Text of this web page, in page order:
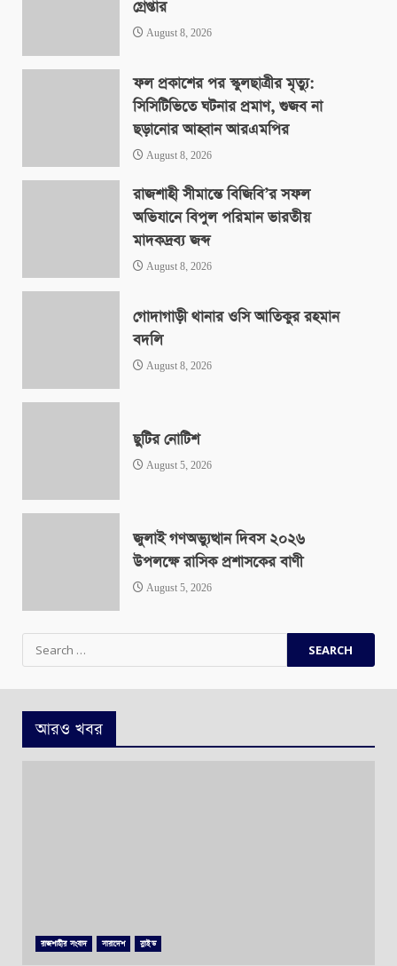
গ্রেপ্তার
August 8, 2026
ফল প্রকাশের পর স্কুলছাত্রীর মৃত্যু:
সিসিটিভিতে ঘটনার প্রমাণ, গুজব না
ছড়ানোর আহ্বান আরএমপির
August 8, 2026
রাজশাহী সীমান্তে বিজিবি’র সফল
অভিযানে বিপুল পরিমান ভারতীয়
মাদকদ্রব্য জব্দ
August 8, 2026
গোদাগাড়ী থানার ওসি আতিকুর রহমান
বদলি
August 8, 2026
ছুটির নোটিশ
August 5, 2026
জুলাই গণঅভ্যুত্থান দিবস ২০২৬
উপলক্ষে রাসিক প্রশাসকের বাণী
August 5, 2026
Search
for:
আরও খবর
রাজশাহীর সংবাদ সারাদেশ স্লাইড